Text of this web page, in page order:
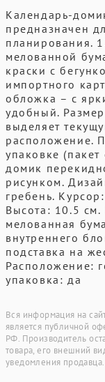
Календарь-
предназначен
планирования.
мелованной
краски с
импортного
обложка – с
удобный.
выделяет
расположение.
упаковке
домик
рисунком.
гребень.
Высота: 10.5
мелованная
внутреннего
подставка на
Расположение:
упаковка: да
Вся информация на
является публичной
РФ. Производитель
товара, его внешний
уведомления продавца.